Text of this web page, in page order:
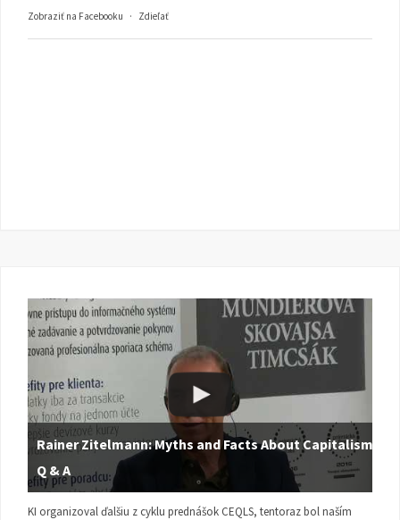
Zobraziť na Facebooku · Zdieľať
Rainer Zitelmann: Myths and Facts About Capitalism |
Q & A
KI organizoval ďalšiu z cyklu prednášok CEQLS, tentoraz bol naším